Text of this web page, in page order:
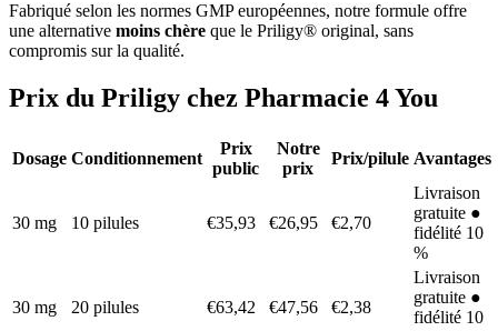
Fabriqué selon les normes GMP européennes, notre formule offre
une alternative moins chère que le Priligy® original, sans
compromis sur la qualité.
Prix du Priligy chez Pharmacie 4 You
Dosage Conditionnement
Prix
public
Notre
prix
Prix/pilule Avantages
30 mg 10 pilules €35,93 €26,95 €2,70
Livraison
gratuite ●
fidélité 10
%
30 mg 20 pilules €63,42 €47,56 €2,38
Livraison
gratuite ●
fidélité 10